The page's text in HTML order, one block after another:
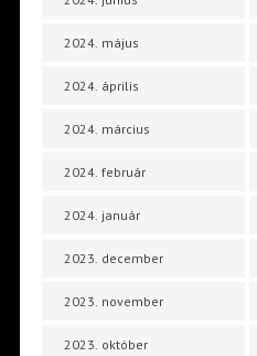
2024. május
2024. április
2024. március
2024. február
2024. január
2023. december
2023. november
2023. október